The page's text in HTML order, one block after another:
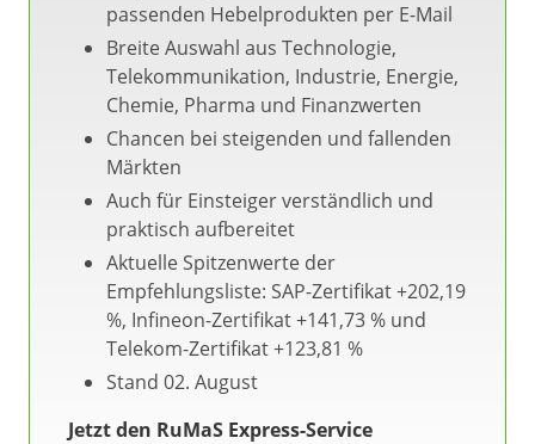
passenden Hebelprodukten per E-Mail
Breite Auswahl aus Technologie,
Telekommunikation, Industrie, Energie,
Chemie, Pharma und Finanzwerten
Chancen bei steigenden und fallenden
Märkten
Auch für Einsteiger verständlich und
praktisch aufbereitet
Aktuelle Spitzenwerte der
Empfehlungsliste: SAP-Zertifikat +202,19
%, Infineon-Zertifikat +141,73 % und
Telekom-Zertifikat +123,81 %
Stand 02. August
Jetzt den RuMaS Express-Service